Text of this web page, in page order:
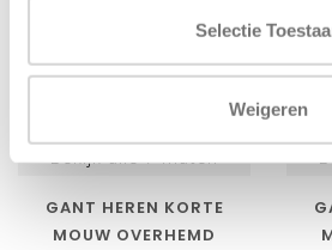
Selectie
Weigeren
Bekijk alle7maten
GANT HEREN KORTE
MOUW OVERHEMD